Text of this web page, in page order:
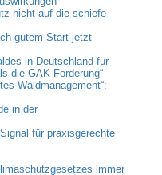
nicht auf die schiefe
gutem Start jetzt
in Deutschland für
die GAK-Förderung“
Waldmanagement“:
in der
für praxisgerechte
immer